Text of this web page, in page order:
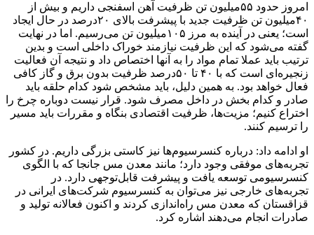
امروز حدود ۵۵‌میلیون تن ظرفیت آهن اسفنجی داریم و بیش از
۴۰‌میلیون تن ظرفیت جدید با پیشرفت بالای ۲۰درصد در حال ایجاد
است؛ یعنی در آینده به مرز ۱۰۵‌میلیون تن می‌رسیم. اما در نهایت
گفته می‌شود که این ظرفیت نیازمند خوراک داخلی است و بدین
ترتیب باید عملا تمام مواد را به آنها اختصاص داد و نتیجه آن فعالیت
زنجیره‌ای است که با ۴۰ تا ۵۰درصد ظرفیت بدون برق و گاز کافی
فعال خواهد بود. به همین دلیل، باید مشخص شود کدام حلقه باید
صادر و کدام بخش در داخل مصرف شود. قرار نیست دوباره چرخ را
اختراع کنیم؛ مزیت‌ها، ظرفیت اقتصادی بنگاه و مقررات باید مسیر
را ترسیم کنند.
او ادامه داد: درباره کنسرسیوم‌ها نیز کاستی بزرگی داریم. در کشور
تجربه‌های موفقی وجود دارد؛ مانند معدن مس جانجا که با الگوی
کنسرسیومی توسعه یافت و پیشرفت قابل‌توجهی دارد. در
تجربه‌های خارجی نیز می‌توان به کنسرسیوم شرکت‌های ایرانی در
قزاقستان که معدن مس راه‌اندازی کردند و اکنون فعالانه تولید و
صادرات انجام می‌دهند اشاره کرد.